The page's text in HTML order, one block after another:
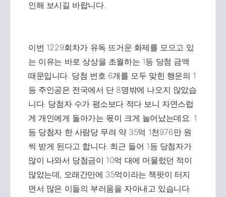
인해 보시길 바랍니다.
이번 1229회차가 유독 뜨거운 화제를 모으고 있
는 이유는 바로 상상을 초월하는 1등 당첨 금액
때문입니다. 당첨 번호 6개를 모두 맞힌 행운의 1
등 주인공은 전국에서 단 8명밖에 나오지 않았습
니다. 당첨자 수가 평소보다 적다 보니 자연스럽
게 개인에게 돌아가는 몫이 크게 늘어났는데요. 1
등 당첨자 한 사람당 무려 약 35억 1천976만 원
씩 받게 된다고 합니다. 최근 들어 1등 당첨자가
많이 나와서 당첨금이 10억 대에 머물렀던 적이
많았는데, 오래간만에 35억이라는 잭팟이 터지
면서 많은 이들의 부러움을 자아내고 있습니다.